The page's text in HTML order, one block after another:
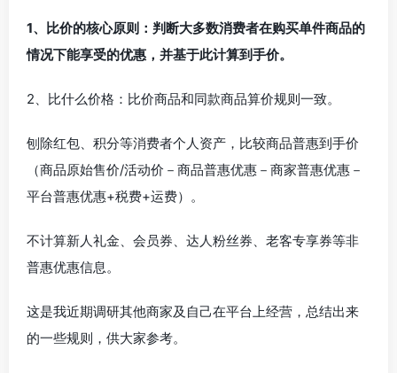
1、比价的核心原则：判断大多数消费者在购买单件商品的
情况下能享受的优惠，并基于此计算到手价。
2、比什么价格：比价商品和同款商品算价规则一致。
刨除红包、积分等消费者个人资产，比较商品普惠到手价
（商品原始售价/活动价－商品普惠优惠－商家普惠优惠－
平台普惠优惠+税费+运费）。
不计算新人礼金、会员券、达人粉丝券、老客专享券等非
普惠优惠信息。
这是我近期调研其他商家及自己在平台上经营，总结出来
的一些规则，供大家参考。